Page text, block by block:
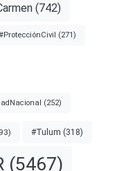
(742)
(271)
(252)
#Tulum (318)
(5467)